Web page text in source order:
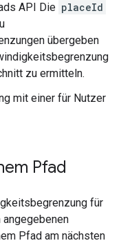
API Die placeId
übergeben
zu ermitteln.
mit einer für Nutzer
Pfad
für
angegebenen
Pfad am nächsten